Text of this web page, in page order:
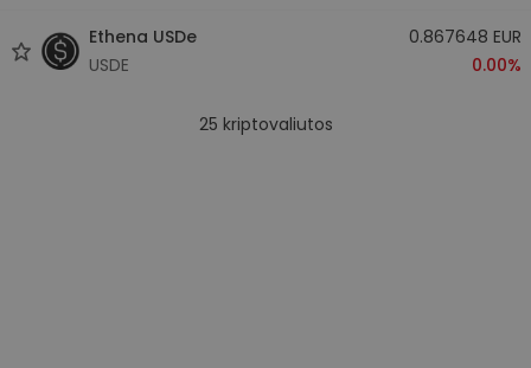
Ethena USDe
USDE
0.867648 EUR
0.00%
25 kriptovaliutos